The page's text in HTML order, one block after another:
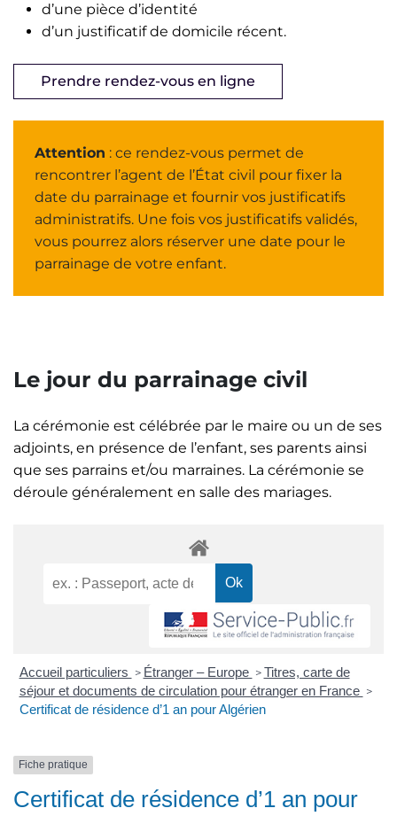
d’une pièce d’identité
d’un justificatif de domicile récent.
Prendre rendez-vous en ligne
Attention : ce rendez-vous permet de
rencontrer l’agent de l’État civil pour fixer la
date du parrainage et fournir vos justificatifs
administratifs. Une fois vos justificatifs validés,
vous pourrez alors réserver une date pour le
parrainage de votre enfant.
Le jour du parrainage civil
La cérémonie est célébrée par le maire ou un de ses
adjoints, en présence de l’enfant, ses parents ainsi
que ses parrains et/ou marraines. La cérémonie se
déroule généralement en salle des mariages.
Accueil particuliers > Étranger – Europe > Titres, carte de
séjour et documents de circulation pour étranger en France >
Certificat de résidence d’1 an pour Algérien
Fiche pratique
Certificat de résidence d’1 an pour